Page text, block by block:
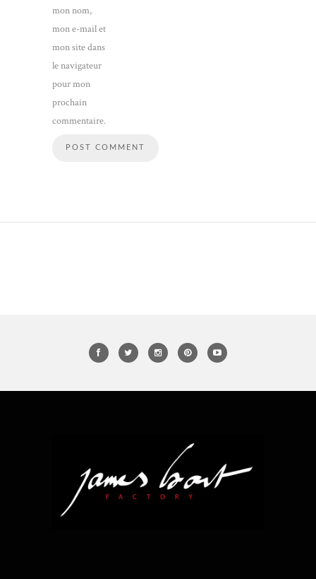
mon nom,
mon e-mail et
mon site dans
le navigateur
pour mon
prochain
commentaire.